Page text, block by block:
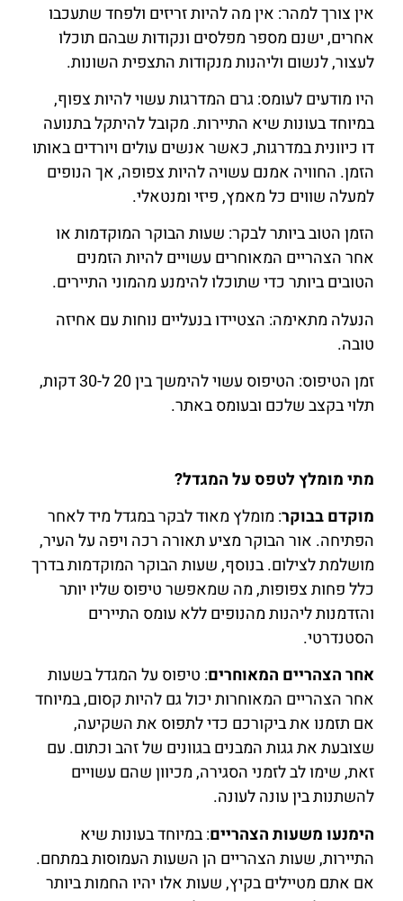
אין צורך למהר: אין מה להיות זריזים ולפחד שתעכבו
אחרים, ישנם מספר מפלסים ונקודות שבהם תוכלו
לעצור, לנשום וליהנות מנקודות התצפית השונות.
היו מודעים לעומס: גרם המדרגות עשוי להיות צפוף,
במיוחד בעונות שיא התיירות. מקובל להיתקל בתנועה
דו כיוונית במדרגות, כאשר אנשים עולים ויורדים באותו
הזמן. החוויה אמנם עשויה להיות צפופה, אך הנופים
למעלה שווים כל מאמץ, פיזי ומנטאלי.
הזמן הטוב ביותר לבקר: שעות הבוקר המוקדמות או
אחר הצהריים המאוחרים עשויים להיות הזמנים
הטובים ביותר כדי שתוכלו להימנע מהמוני התיירים.
הנעלה מתאימה: הצטיידו בנעליים נוחות עם אחיזה
טובה.
זמן הטיפוס: הטיפוס עשוי להימשך בין 20 ל-30 דקות,
תלוי בקצב שלכם ובעומס באתר.
מתי מומלץ לטפס על המגדל?
מוקדם בבוקר: מומלץ מאוד לבקר במגדל מיד לאחר
הפתיחה. אור הבוקר מציע תאורה רכה ויפה על העיר,
מושלמת לצילום. בנוסף, שעות הבוקר המוקדמות בדרך
כלל פחות צפופות, מה שמאפשר טיפוס שליו יותר
והזדמנות ליהנות מהנופים ללא עומס התיירים
הסטנדרטי.
אחר הצהריים המאוחרים: טיפוס על המגדל בשעות
אחר הצהריים המאוחרות יכול גם להיות קסום, במיוחד
אם תזמנו את ביקורכם כדי לתפוס את השקיעה,
שצובעת את גגות המבנים בגוונים של זהב וכתום. עם
זאת, שימו לב לזמני הסגירה, מכיוון שהם עשויים
להשתנות בין עונה לעונה.
הימנעו משעות הצהריים: במיוחד בעונות שיא
התיירות, שעות הצהריים הן השעות העמוסות במתחם.
אם אתם מטיילים בקיץ, שעות אלו יהיו החמות ביותר